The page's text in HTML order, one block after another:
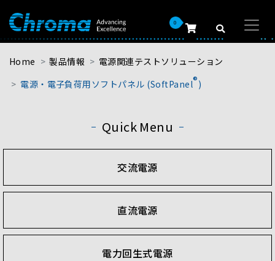
0
Home 製品情報
電源関連テストソリューション
電源・電子負荷用ソフトパネル (SoftPanel®)
Quick Menu
交流電源
直流電源
電力回生式電源